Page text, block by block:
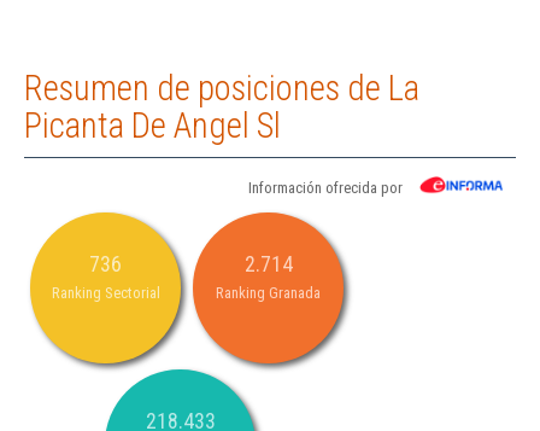
Resumen de posiciones de La
Picanta De Angel Sl
Información ofrecida por
736
Ranking Sectorial
2.714
Ranking Granada
218.433